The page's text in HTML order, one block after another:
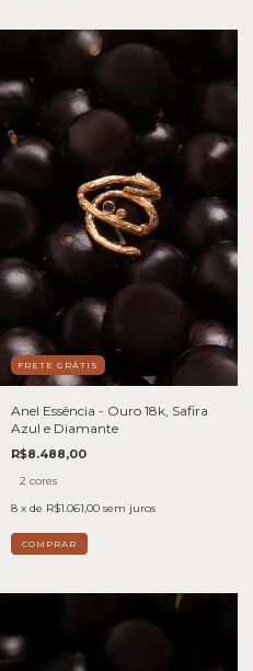
FRETE GRÁTIS
Anel Essência - Ouro 18k, Safira
Azul e Diamante
R$8.488,00
2 cores
8 x de R$1.061,00 sem juros
COMPRAR